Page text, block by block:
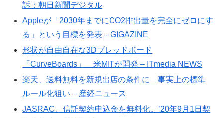
訴：朝日新聞デジタル
Appleが「2030年までにCO2排出量を完全にゼロにす
る」という目標を発表 – GIGAZINE
形状が自由自在な3Dブレッドボード
「CurveBoards」 米MITが開発 – ITmedia NEWS
楽天、送料無料を新規出店の条件に 事実上の標準
ルール化狙い – 産経ニュース
JASRAC、信託契約申込金を無料化。’20年9月1日契